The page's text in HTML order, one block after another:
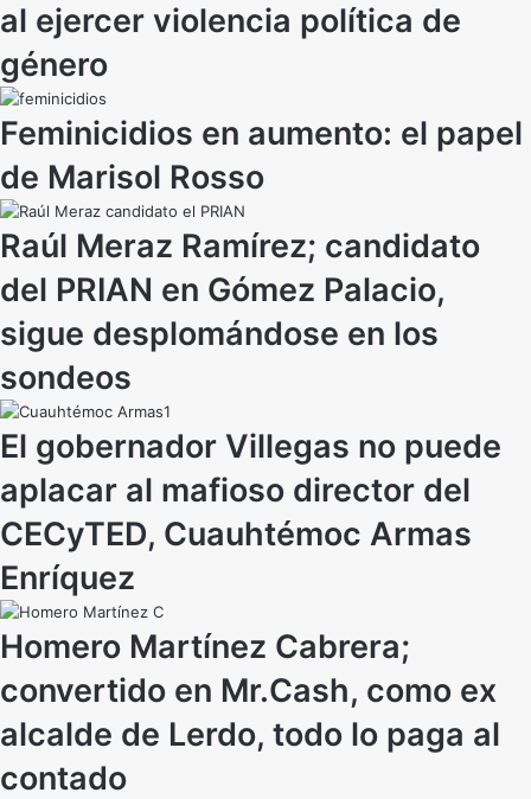
al ejercer violencia política de
género
Feminicidios en aumento: el papel
de Marisol Rosso
Raúl Meraz Ramírez; candidato
del PRIAN en Gómez Palacio,
sigue desplomándose en los
sondeos
El gobernador Villegas no puede
aplacar al mafioso director del
CECyTED, Cuauhtémoc Armas
Enríquez
Homero Martínez Cabrera;
convertido en Mr.Cash, como ex
alcalde de Lerdo, todo lo paga al
contado